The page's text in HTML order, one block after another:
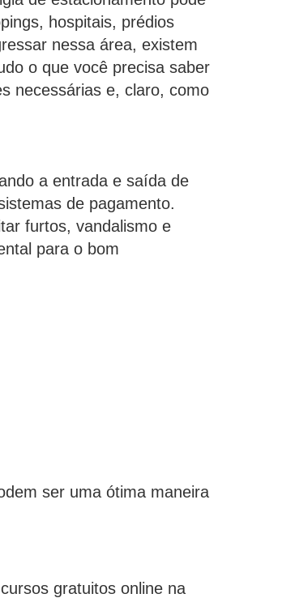
hospitais, prédios
nessa área, existem
o que você precisa saber
necessárias e, claro, como
a entrada e saída de
de pagamento.
furtos, vandalismo e
para o bom
ser uma ótima maneira
gratuitos online na